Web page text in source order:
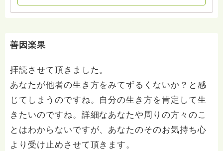
善因楽果
拝読させて頂きました。
あなたが他者の生き方をみてずるくないか？と感
じてしまうのですね。自分の生き方を肯定して生
きたいのですね。詳細なあなたや周りの方々のこ
とはわからないですが、あなたのそのお気持ち心
より受け止めさせて頂きます。